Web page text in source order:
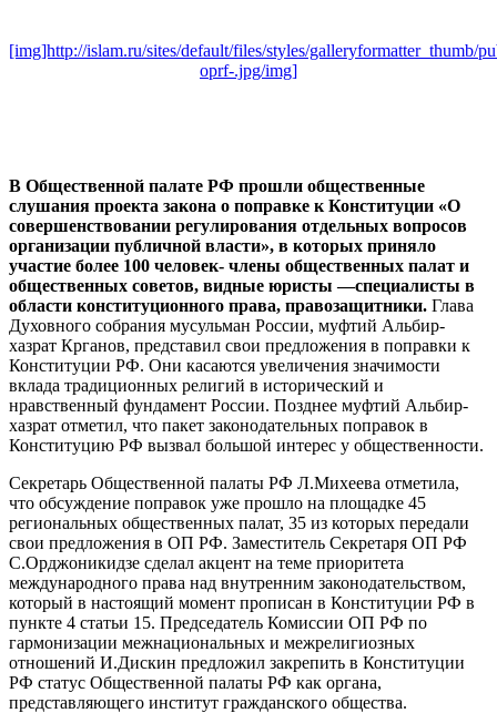
[img]http://islam.ru/sites/default/files/styles/galleryformatter_thumb/
oprf-.jpg/img]
В Общественной палате РФ прошли общественные
слушания проекта закона о поправке к Конституции «О
совершенствовании регулирования отдельных вопросов
организации публичной власти», в которых приняло
участие более 100 человек- члены общественных палат и
общественных советов, видные юристы —специалисты в
области конституционного права, правозащитники. Глава
Духовного собрания мусульман России, муфтий Альбир-
хазрат Крганов, представил свои предложения в поправки к
Конституции РФ. Они касаются увеличения значимости
вклада традиционных религий в исторический и
нравственный фундамент России. Позднее муфтий Альбир-
хазрат отметил, что пакет законодательных поправок в
Конституцию РФ вызвал большой интерес у общественности.
Секретарь Общественной палаты РФ Л.Михеева отметила,
что обсуждение поправок уже прошло на площадке 45
региональных общественных палат, 35 из которых передали
свои предложения в ОП РФ. Заместитель Секретаря ОП РФ
С.Орджоникидзе сделал акцент на теме приоритета
международного права над внутренним законодательством,
который в настоящий момент прописан в Конституции РФ в
пункте 4 статьи 15. Председатель Комиссии ОП РФ по
гармонизации межнациональных и межрелигиозных
отношений И.Дискин предложил закрепить в Конституции
РФ статус Общественной палаты РФ как органа,
представляющего институт гражданского общества.